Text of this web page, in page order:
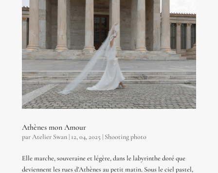
Athènes mon Amour
parAtelier Swan| 12, 04, 2025 | Shooting photo
Elle marche, souveraine et légère, dans le labyrinthe doré que
deviennent les rues d’Athènes au petit matin. Sous le ciel pastel,